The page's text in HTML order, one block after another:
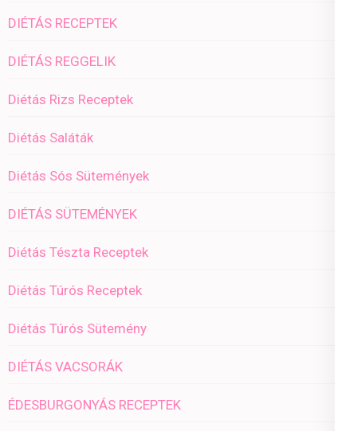
DIÉTÁS RECEPTEK
DIÉTÁS REGGELIK
Diétás Rizs Receptek
Diétás Saláták
Diétás Sós Sütemények
DIÉTÁS SÜTEMÉNYEK
Diétás Tészta Receptek
Diétás Túrós Receptek
Diétás Túrós Sütemény
DIÉTÁS VACSORÁK
ÉDESBURGONYÁS RECEPTEK